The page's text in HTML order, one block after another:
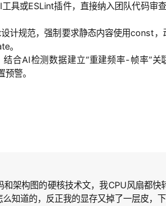
具或ESLint插件，直接纳入团队代码审
计规范，强制要求静态内容使用const，
。
合AI检测数据建立“重建频率-帧率”关
警。
和架构图的硬核技术文，我CPU风扇都
知道的，反正我的显存又掉了一层皮，